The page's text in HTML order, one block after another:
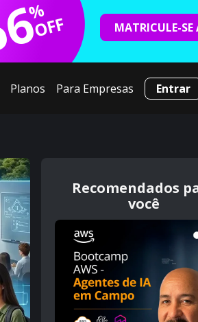
%
OFF MATRICULE-SE
Planos Para Empresas Entrar
Recomendados
você